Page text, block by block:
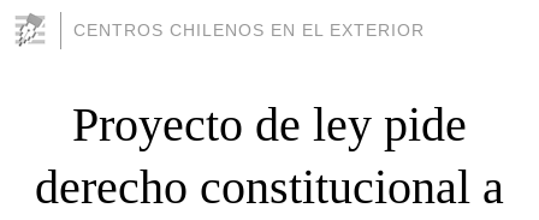
CENTROS CHILENOS EN EL EXTERIOR
Proyecto de ley pide
derecho constitucional a